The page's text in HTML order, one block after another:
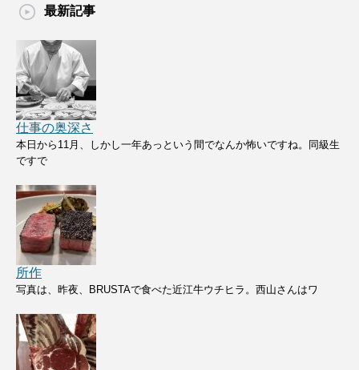
最新記事
仕事の奥深さ
本日から11月、しかし一年あっという間でなんか怖いですね。同級生
ですで
所作
写真は、昨夜、BRUSTAで食べた近江牛ウチヒラ。西山さんはワ